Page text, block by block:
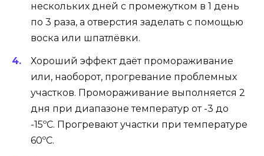
нескольких дней с промежутком в 1 день
по 3 раза, а отверстия заделать с помощью
воска или шпатлёвки.
Хороший эффект даёт промораживание
или, наоборот, прогревание проблемных
участков. Промораживание выполняется 2
дня при диапазоне температур от -3 до
-15ºC. Прогревают участки при температуре
60ºC.